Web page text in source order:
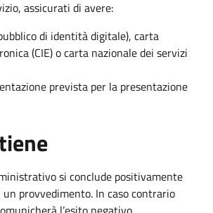
assicurati di avere:
di identità digitale), carta
(CIE) o carta nazionale dei servizi
prevista per la presentazione
si conclude positivamente
un provvedimento. In caso contrario